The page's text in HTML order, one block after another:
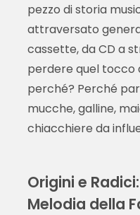
pezzo di storia
attraversato
cassette, da CD a
perdere quel tocco
perché? Perché
mucche, galline,
chiacchiere da
Origini e
Melodia della